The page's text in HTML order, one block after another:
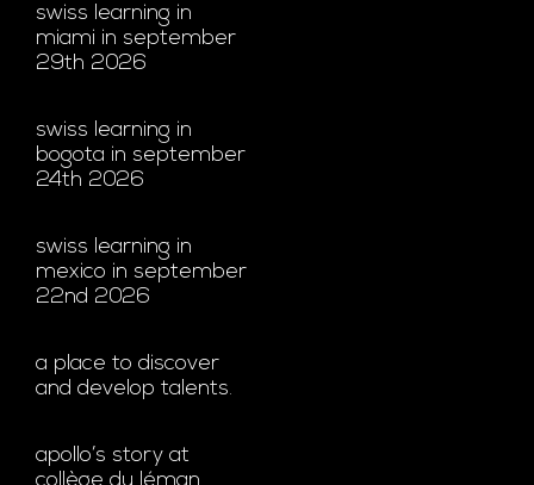
swiss learning in
miami in september
29th 2026
swiss learning in
bogota in september
24th 2026
swiss learning in
mexico in september
22nd 2026
a place to discover
and develop talents.
apollo’s story at